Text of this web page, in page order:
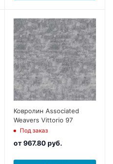
Ковролин Associated
Weavers Vittorio 97
Под заказ
от967.80 руб.